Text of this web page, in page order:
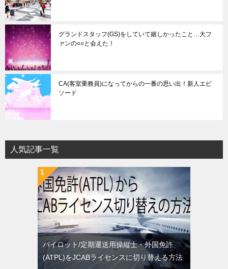
グランドスタッフ(GS)をしていて嬉しかったこと…大フ
ァンの○○と会えた！
CA(客室乗務員)になってからの一番の思い出！新人エピ
ソード
人気記事一覧
パイロット/定期運送用操縦士・外国免許
(ATPL)をJCABライセンスに切り替える方法